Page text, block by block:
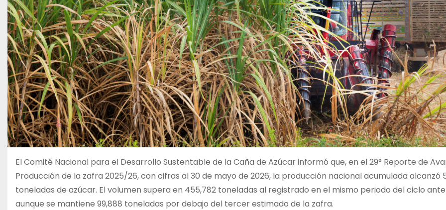
El Comité Nacional para el Desarrollo Sustentable de la Caña de Azúcar informó que, en el 29° Reporte de
Producción de la zafra 2025/26, con cifras al 30 de mayo de 2026, la producción nacional acumulada alcanzó
toneladas de azúcar. El volumen supera en 455,782 toneladas al registrado en el mismo periodo del ciclo
aunque se mantiene 99,888 toneladas por debajo del tercer estimado de la zafra.